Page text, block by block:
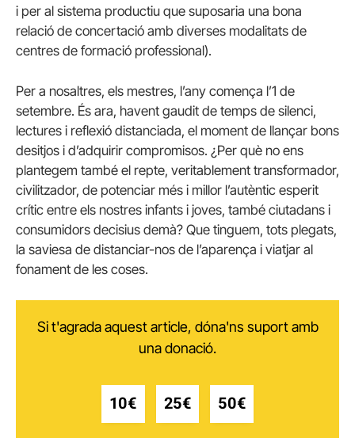
i per al sistema productiu que suposaria una bona
relació de concertació amb diverses modalitats de
centres de formació professional).
Per a nosaltres, els mestres, l’any comença l’1 de
setembre. És ara, havent gaudit de temps de silenci,
lectures i reflexió distanciada, el moment de llançar bons
desitjos i d’adquirir compromisos. ¿Per què no ens
plantegem també el repte, veritablement transformador,
civilitzador, de potenciar més i millor l’autèntic esperit
crític entre els nostres infants i joves, també ciutadans i
consumidors decisius demà? Que tinguem, tots plegats,
la saviesa de distanciar-nos de l’aparença i viatjar al
fonament de les coses.
Si t'agrada aquest article, dóna'ns suport amb
una donació.
10€ 25€ 50€